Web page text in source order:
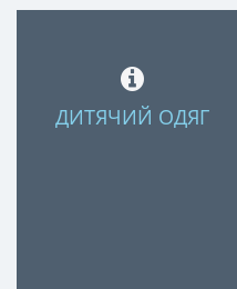
ДИТЯЧИЙ ОДЯГ